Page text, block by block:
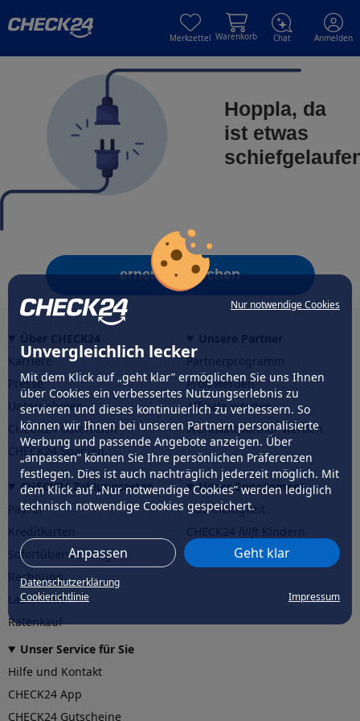
Nur notwendige Cookies
Unvergleichlich lecker
Mit dem Klick auf „geht klar” ermöglichen Sie uns Ihnen
über Cookies ein verbessertes Nutzungserlebnis zu
servieren und dieses kontinuierlich zu verbessern. So
können wir Ihnen bei unseren Partnern personalisierte
Werbung und passende Angebote anzeigen. Über
„anpassen” können Sie Ihre persönlichen Präferenzen
festlegen. Dies ist auch nachträglich jederzeit möglich. Mit
dem Klick auf „Nur notwendige Cookies” werden lediglich
technisch notwendige Cookies gespeichert.
Anpassen Geht klar
Datenschutzerklärung
Cookierichtlinie
Impressum
Merkzettel Warenkorb Chat Anmelden
Hoppla, da
ist etwas
erneut versuchen
Karriere
Presse
Unternehmen
CHECK24 Österreich
CHECK24 Spanien
Partnerprogramm
Profi werden
Affiliate werden
Werkstattpartner werden
CHECK24 Zahlungsarten
PayPal
Sofortüberweisung
Rechnung
Lastschrift
Ratenkauf
Unser Engagement
Nachhaltigkeit
CHECK24hilftder Natur
Unser Service für Sie
Hilfe und Kontakt
CHECK24 App
CHECK24 Gutscheine